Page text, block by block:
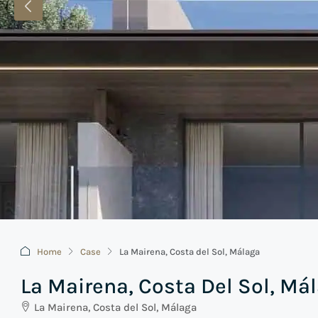
Home Case La Mairena, Costa del Sol, Málaga
La Mairena, Costa Del Sol,
La Mairena, Costa del Sol, Málaga